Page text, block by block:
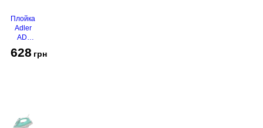
Плойка
Adler
AD-
2116
628 грн